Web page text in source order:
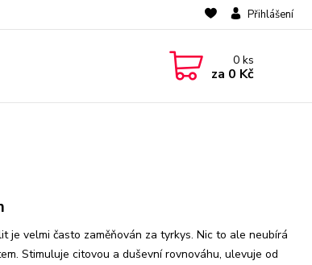
Přihlášení
0 ks
za 0 Kč
je velmi často zaměňován za tyrkys. Nic to ale neubírá
Stimuluje citovou a duševní rovnováhu, ulevuje od